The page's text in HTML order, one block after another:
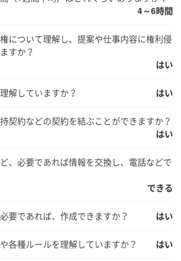
4～6時間
について理解し、提案や仕事内容に権利侵
すか？
はい
解していますか？ はい
契約などの契約を結ぶことができますか？
はい
、必要であれば情報を交換し、電話などで
できる
要であれば、作成できますか？ はい
各種ルールを理解していますか？ はい